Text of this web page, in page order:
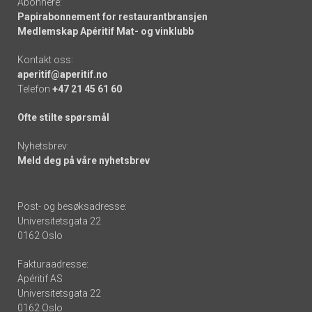
Papirabonnement for restaurantbransjen
Medlemskap Apéritif Mat- og vinklubb
Kontakt oss:
aperitif@aperitif.no
Telefon +47 21 45 61 60
Ofte stilte spørsmål
Nyhetsbrev:
Meld deg på våre nyhetsbrev
Post- og besøksadresse:
Universitetsgata 22
0162 Oslo
Fakturaadresse:
Apéritif AS
Universitetsgata 22
0162 Oslo